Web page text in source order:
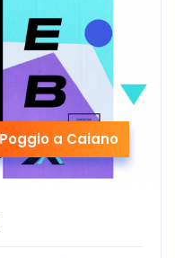
Poggio a Caiano